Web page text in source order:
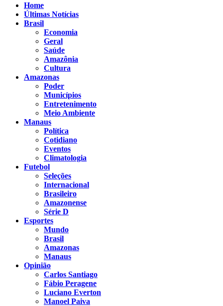
Home
Últimas Notícias
Brasil
Economia
Geral
Saúde
Amazônia
Cultura
Amazonas
Poder
Municípios
Entretenimento
Meio Ambiente
Manaus
Política
Cotidiano
Eventos
Climatologia
Futebol
Seleções
Internacional
Brasileiro
Amazonense
Série D
Esportes
Mundo
Brasil
Amazonas
Manaus
Opinião
Carlos Santiago
Fábio Peragene
Luciano Everton
Manoel Paiva